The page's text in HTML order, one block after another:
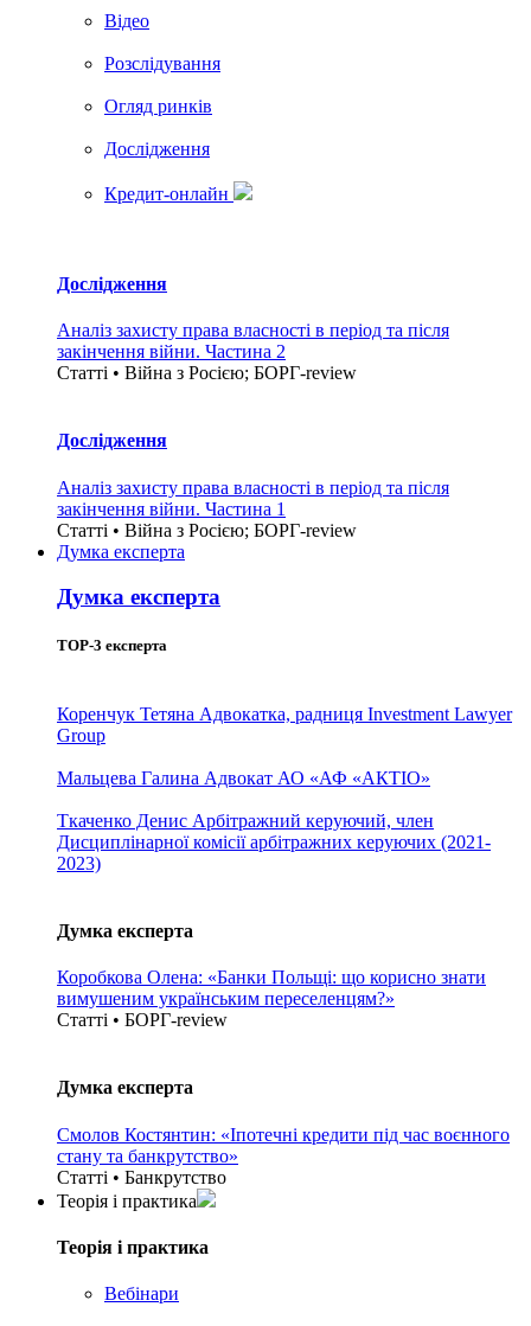
Вiдео
Розслідування
Огляд ринків
Дослідження
Кредит-онлайн
Дослідження
Аналіз захисту права власності в період та після
закінчення війни. Частина 2
Статті • Війна з Росією; БОРГ-review
Дослідження
Аналіз захисту права власності в період та після
закінчення війни. Частина 1
Статті • Війна з Росією; БОРГ-review
Думка експерта
Думка експерта
TOP-3 експерта
Коренчук Тетяна Адвокатка, радниця Investment Lawyer
Group
Мальцева Галина Адвокат АО «АФ «АКТІО»
Ткаченко Денис Арбітражний керуючий, член
Дисциплінарної комісії арбітражних керуючих (2021-
2023)
Думка експерта
Коробкова Олена: «Банки Польщі: що корисно знати
вимушеним українським переселенцям?»
Статті • БОРГ-review
Думка експерта
Смолов Костянтин: «Іпотечні кредити під час воєнного
стану та банкрутство»
Статті • Банкрутство
Теорія i практика
Теорія i практика
Вебінари